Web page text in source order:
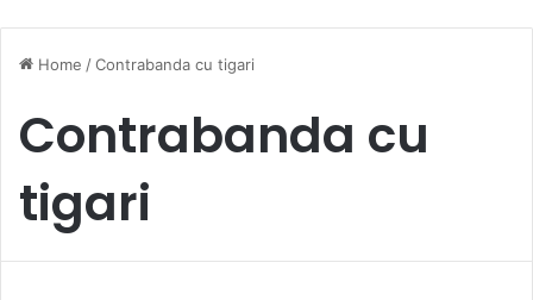
Home /Contrabanda cu tigari
Contrabanda cu
tigari